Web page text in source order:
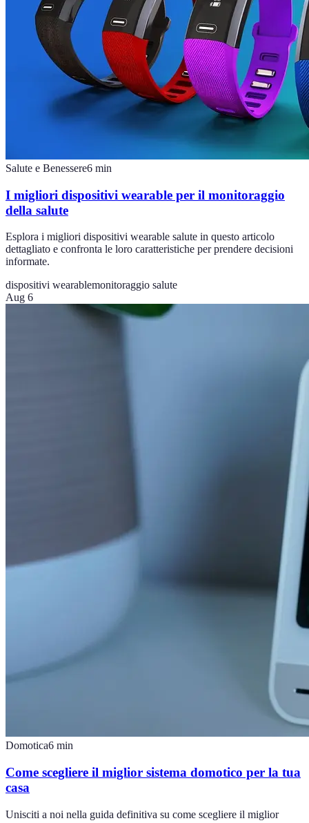
Salute e Benessere6 min
I migliori dispositivi wearable per il monitoraggio
della salute
Esplora i migliori dispositivi wearable salute in questo articolo
dettagliato e confronta le loro caratteristiche per prendere decisioni
informate.
dispositivi wearablemonitoraggio salute
Aug 6
Domotica6 min
Come scegliere il miglior sistema domotico per la tua
casa
Unisciti a noi nella guida definitiva su come scegliere il miglior